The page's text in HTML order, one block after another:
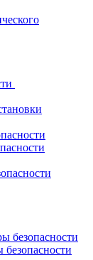
безопасности